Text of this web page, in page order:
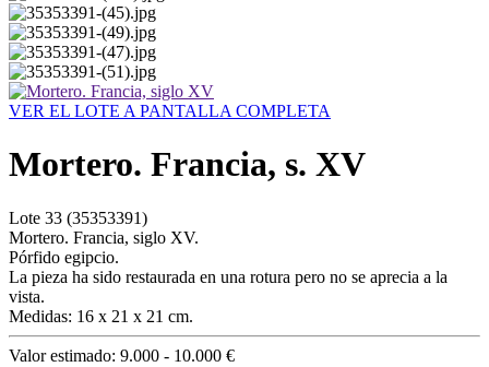
VER EL LOTE A PANTALLA COMPLETA
Mortero. Francia, s. XV
Lote 33 (35353391)
Mortero. Francia, siglo XV.
Pórfido egipcio.
La pieza ha sido restaurada en una rotura pero no se aprecia a la
vista.
Medidas: 16 x 21 x 21 cm.
Valor estimado: 9.000 - 10.000 €